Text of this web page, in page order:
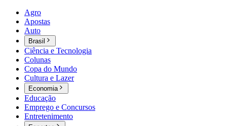
Agro
Apostas
Auto
Brasil
Ciência e Tecnologia
Colunas
Copa do Mundo
Cultura e Lazer
Economia
Educação
Emprego e Concursos
Entretenimento